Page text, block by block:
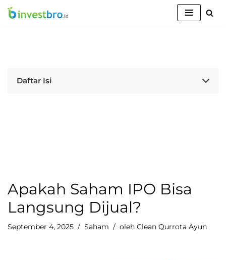
Daftar Isi
Apakah Saham IPO Bisa
Langsung Dijual?
September 4, 2025 Saham oleh Clean Qurrota Ayun